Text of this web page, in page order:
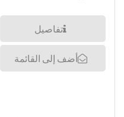
تفاصيل
أضف إلى القائمة